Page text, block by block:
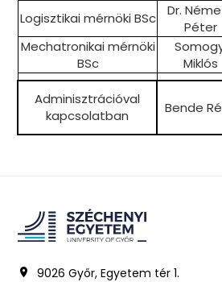
Logisztikai mérnöki BSc
Dr.
Péter
Mechatronikai mérnöki
BSc
Miklós
Adminisztrációval
kapcsolatban
Bende
9026 Győr, Egyetem tér 1.